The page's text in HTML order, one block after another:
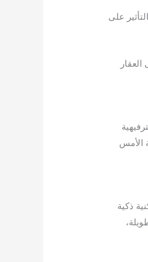
على
الأمس
ذكية